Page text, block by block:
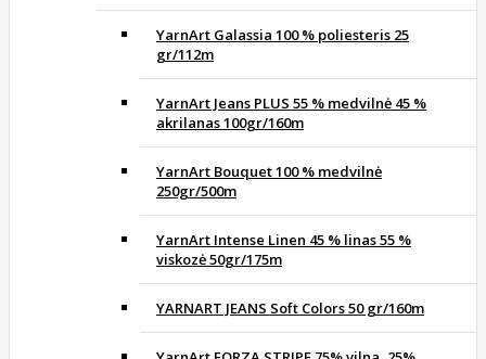
YarnArt Galassia 100 % poliesteris 25
gr/112m
YarnArt Jeans PLUS 55 % medvilnė 45 %
akrilanas 100gr/160m
YarnArt Bouquet 100 % medvilnė
250gr/500m
YarnArt Intense Linen 45 % linas 55 %
viskozė 50gr/175m
YARNART JEANS Soft Colors 50 gr/160m